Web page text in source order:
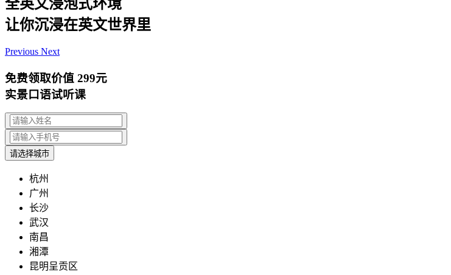
全英文浸泡式环境
让你沉浸在英文世界里
Previous Next
免费领取价值 299元
实景口语试听课
请选择城市
杭州
广州
长沙
武汉
南昌
湘潭
昆明呈贡区